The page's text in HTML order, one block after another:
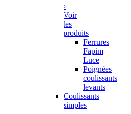
›
Voir
les
produits
Ferrures
Fapim
Luce
Poignées
coulissants
levants
Coulissants
simples